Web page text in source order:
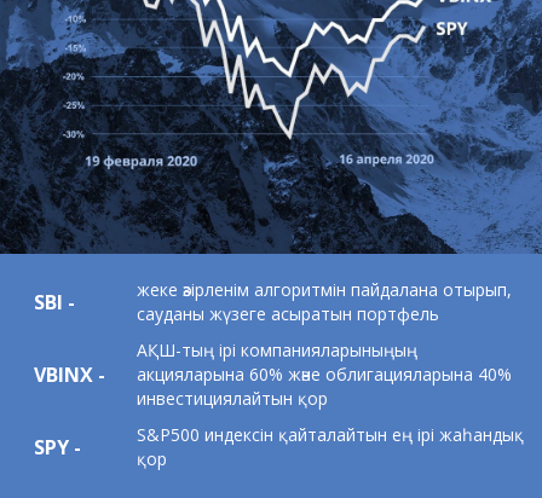
SBI -
жеке әзірленім алгоритмін пайдалана отырып,
сауданы жүзеге асыратын портфель
VBINX -
АҚШ-тың ірі компанияларыныңың
акцияларына 60% және облигацияларына 40%
инвестициялайтын қор
SPY - S&P500 индексін қайталайтын ең ірі жаһандық
қор